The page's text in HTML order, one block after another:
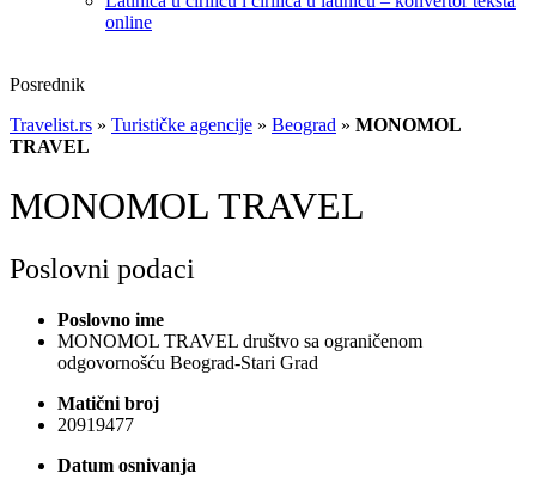
online
Posrednik
Travelist.rs » Turističke agencije » Beograd » MONOMOL
TRAVEL
MONOMOL TRAVEL
Poslovni podaci
Poslovno ime
MONOMOL TRAVEL društvo sa ograničenom
odgovornošću Beograd-Stari Grad
Matični broj
20919477
Datum osnivanja